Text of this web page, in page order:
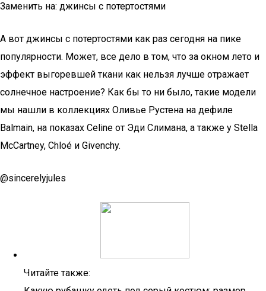
Заменить на: джинсы с потертостями
А вот джинсы с потертостями как раз сегодня на пике
популярности. Может, все дело в том, что за окном лето и
эффект выгоревшей ткани как нельзя лучше отражает
солнечное настроение? Как бы то ни было, такие модели
мы нашли в коллекциях Оливье Рустена на дефиле
Balmain, на показах Celine от Эди Слимана, а также у Stella
McCartney, Chloé и Givenchy.
@sincerelyjules
Читайте также: